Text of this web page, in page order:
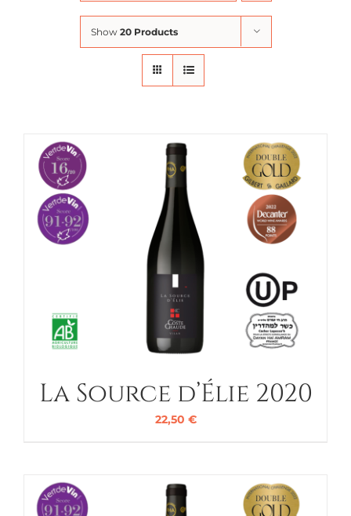
Show 20 Products
La Source d’Élie 2020
22,50 €